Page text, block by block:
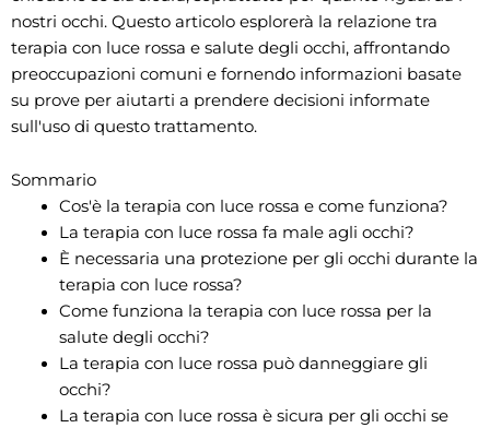
nostri occhi. Questo articolo esplorerà la relazione tra
terapia con luce rossa e salute degli occhi, affrontando
preoccupazioni comuni e fornendo informazioni basate
su prove per aiutarti a prendere decisioni informate
sull'uso di questo trattamento.
Sommario
Cos'è la terapia con luce rossa e come funziona?
La terapia con luce rossa fa male agli occhi?
È necessaria una protezione per gli occhi durante la
terapia con luce rossa?
Come funziona la terapia con luce rossa per la
salute degli occhi?
La terapia con luce rossa può danneggiare gli
occhi?
La terapia con luce rossa è sicura per gli occhi se